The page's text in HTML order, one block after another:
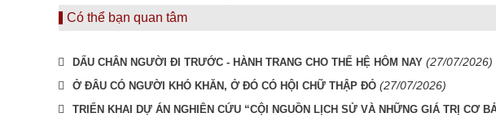
Có thể bạn quan tâm
DẤU CHÂN NGƯỜI ĐI TRƯỚC - HÀNH TRANG CHO THẾ HỆ HÔM NAY (27/07/2026)
Ở ĐÂU CÓ NGƯỜI KHÓ KHĂN, Ở ĐÓ CÓ HỘI CHỮ THẬP ĐỎ (27/07/2026)
TRIỂN KHAI DỰ ÁN NGHIÊN CỨU “CỘI NGUỒN LỊCH SỬ VÀ NHỮNG GIÁ TRỊ CƠ